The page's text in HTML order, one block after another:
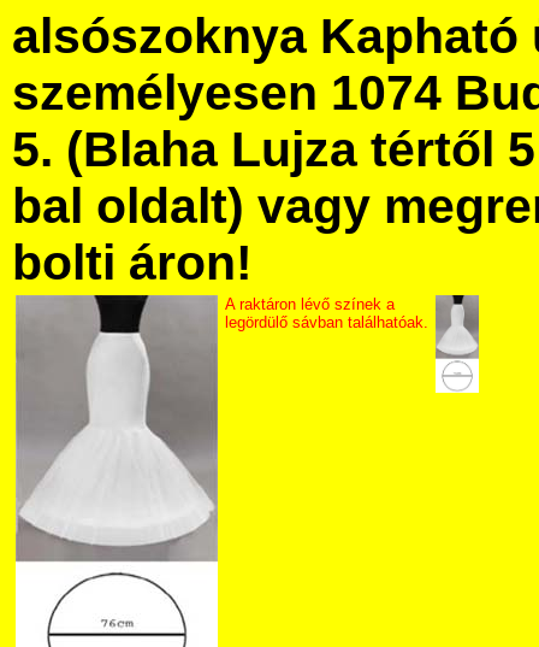
alsószoknya Kapható
személyesen 1074
5. (Blaha Lujza tértől
bal oldalt) vagy
bolti áron!
A raktáron lévő színek a
legördülő sávban találhatóak.